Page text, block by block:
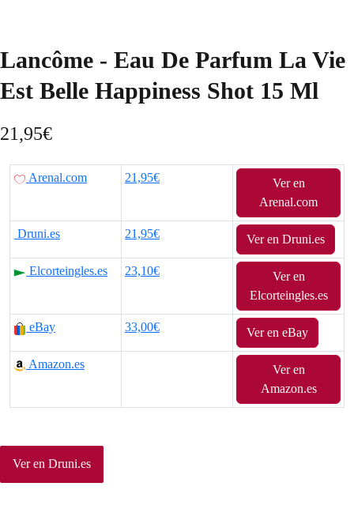
Lancôme - Eau De Parfum La Vie
Est Belle Happiness Shot 15 Ml
21,95€
Arenal.com 21,95€
Ver en
Arenal.com
Druni.es 21,95€ Ver en Druni.es
Elcorteingles.es 23,10€
Ver en
Elcorteingles.es
eBay 33,00€ Ver en eBay
Amazon.es
Ver en
Amazon.es
Ver en Druni.es